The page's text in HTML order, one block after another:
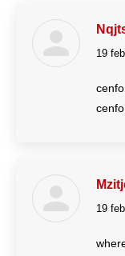
dice:
19
dice:
19